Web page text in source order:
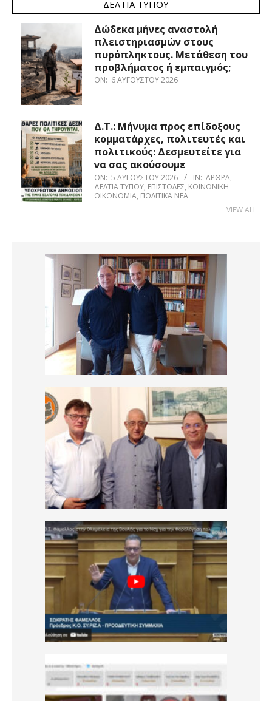
ΔΕΛΤΊΑ ΤΎΠΟΥ
Δώδεκα μήνες αναστολή
πλειστηριασμών στους
πυρόπληκτους. Μετάθεση του
προβλήματος ή εμπαιγμός;
ON: 6 ΑΥΓΟΎΣΤΟΥ 2026
Δ.Τ.: Μήνυμα προς επίδοξους
κομματάρχες, πολιτευτές και
πολιτικούς: Δεσμευτείτε για
να σας ακούσουμε
ON: 5 ΑΥΓΟΎΣΤΟΥ 2026 IN: ΆΡΘΡΑ,
ΔΕΛΤΊΑ ΤΎΠΟΥ, ΕΠΙΣΤΟΛΈΣ, ΚΟΙΝΩΝΙΚΉ
ΟΙΚΟΝΟΜΊΑ, ΠΟΛΙΤΙΚΆ ΝΈΑ
VIEW ALL